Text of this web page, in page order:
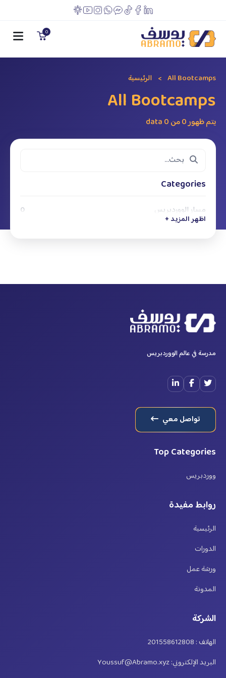
0
الرئيسية All Bootcamps
All Bootcamps
يتم ظهور 0 من 0 data
Categories
مسار الووردبريس
0
اظهر المزيد
اظهر المزيد +
مدرسة في عالم الووردبريس
تواصل معي
Top Categories
ووردبريس
روابط مفيدة
الرئيسية
الدورات
ورشة عمل
المدونة
الشركة
الهاتف : 201558612808
البريد الإلكتروني: Youssuf@Abramo.xyz